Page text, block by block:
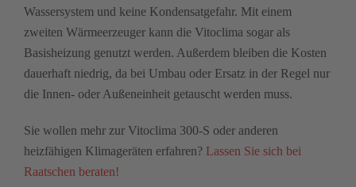
Wassersystem und keine Kondensatgefahr. Mit einem
zweiten Wärmeerzeuger kann die Vitoclima sogar als
Basisheizung genutzt werden. Außerdem bleiben die Kosten
dauerhaft niedrig, da bei Umbau oder Ersatz in der Regel nur
die Innen- oder Außeneinheit getauscht werden muss.
Sie wollen mehr zur Vitoclima 300-S oder anderen
heizfähigen Klimageräten erfahren? Lassen Sie sich bei
Raatschen beraten!